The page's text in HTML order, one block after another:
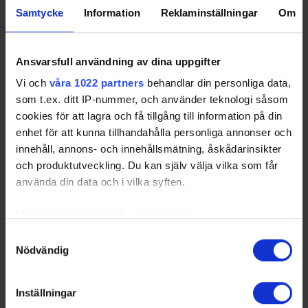
Samtycke Information Reklaminställningar Om
Ansvarsfull användning av dina uppgifter
Vi och våra 1022 partners behandlar din personliga data,
som t.ex. ditt IP-nummer, och använder teknologi såsom
cookies för att lagra och få tillgång till information på din
enhet för att kunna tillhandahålla personliga annonser och
innehåll, annons- och innehållsmätning, åskådarinsikter
och produktutveckling. Du kan själv välja vilka som får
använda din data och i vilka syften.
som kan ha en noggrannhet på upp till flera meter
Ta reda på mer om hur dina personliga uppgifter
Nödvändig
Inställningar